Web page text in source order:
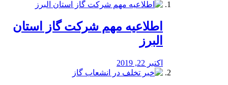
️اطلاعیه مهم شرکت گاز استان
البرز
اکتبر 22, 2019